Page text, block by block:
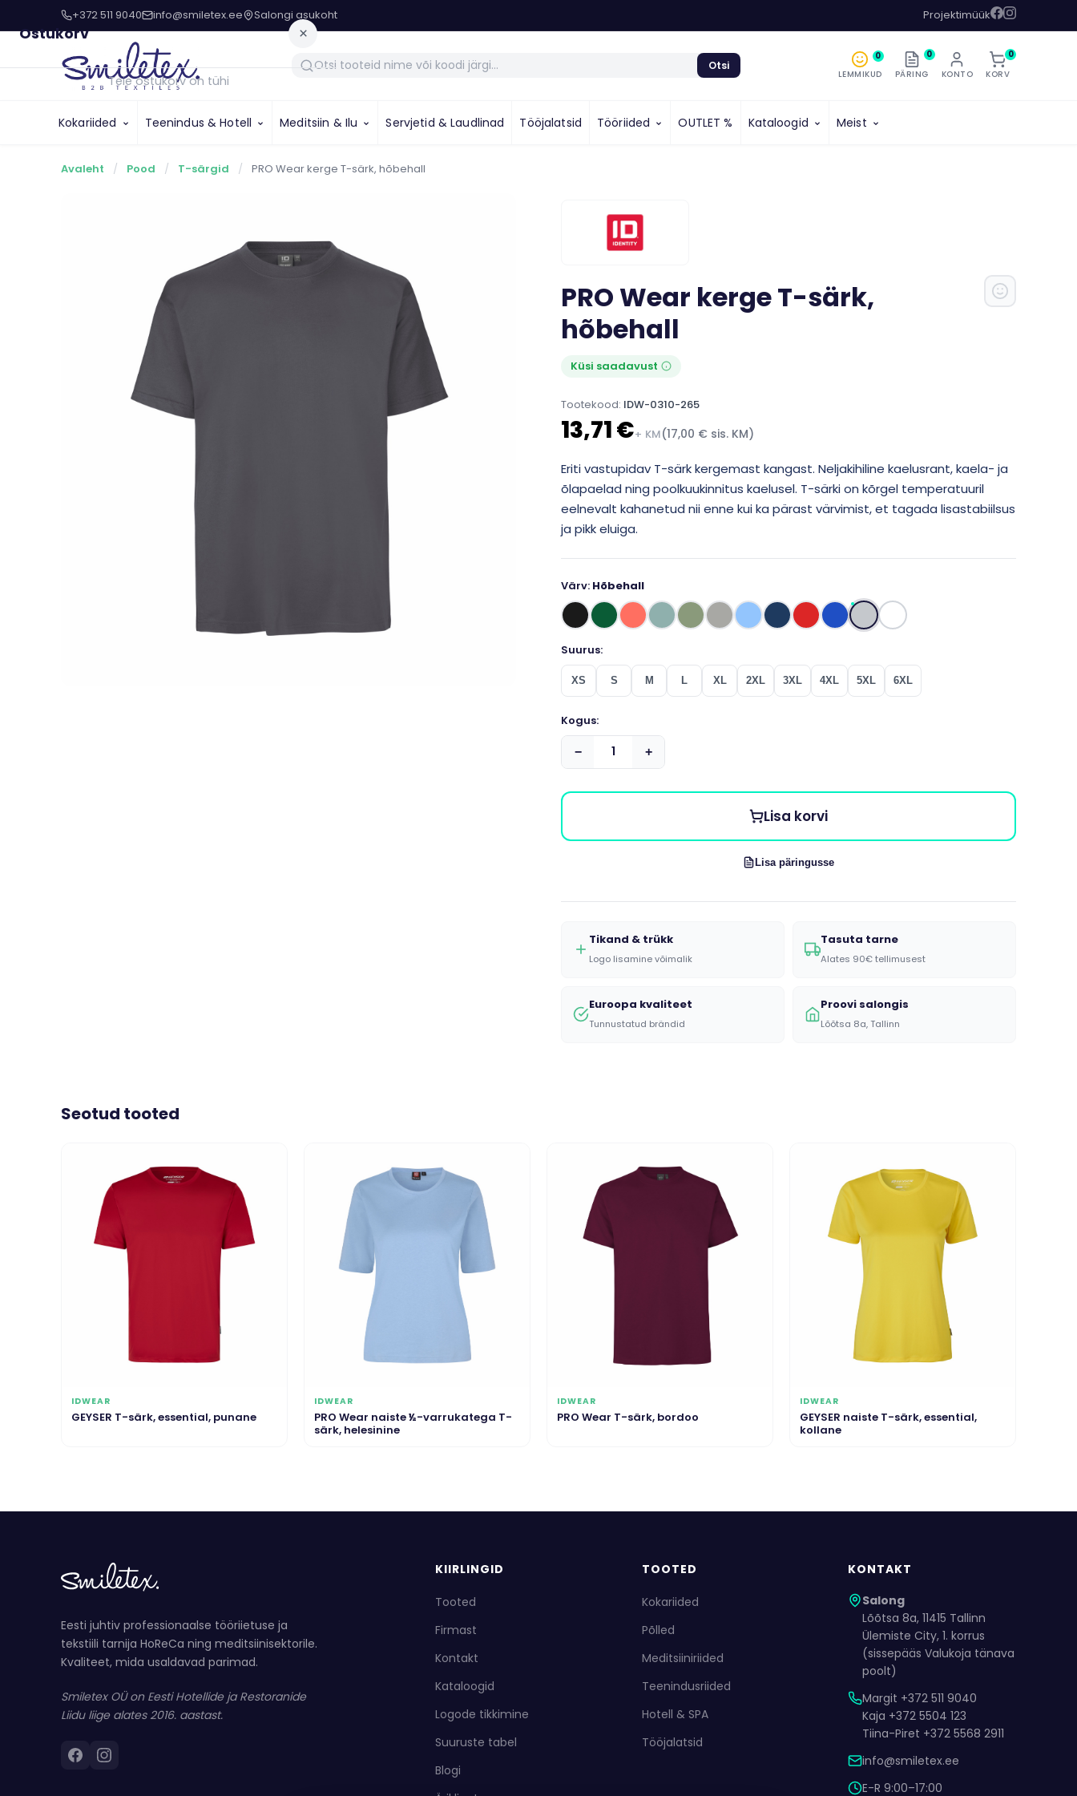
+372 511 9040 info@smiletex.ee Salongi asukoht Projektimüük
Otsi
0
LEMMIKUD
0
PÄRING
KONTO
0
KORV
Kokariided Teenindus & Hotell Meditsiin & Ilu Servjetid & Laudlinad Tööjalatsid Tööriided OUTLET % Kataloogid Meist
Avaleht / Pood / T-särgid / PRO Wear kerge T-särk, hõbehall
PRO Wear kerge T-särk,
hõbehall
Küsi saadavust
Tootekood: IDW-0310-265
13,71 €+ KM(17,00 € sis. KM)
Eriti vastupidav T-särk kergemast kangast. Neljakihiline kaelusrant, kaela- ja
õlapaelad ning poolkuukinnitus kaelusel. T-särki on kõrgel temperatuuril
eelnevalt kahanetud nii enne kui ka pärast värvimist, et tagada lisastabiilsus
ja pikk eluiga.
Värv: Hõbehall
Suurus:
XS S M L XL 2XL 3XL 4XL 5XL 6XL
Kogus:
− +
Lisa korvi
Lisa päringusse
Tikand & trükk
Logo lisamine võimalik
Tasuta tarne
Alates 90€ tellimusest
Euroopa kvaliteet
Tunnustatud brändid
Proovi salongis
Lõõtsa 8a, Tallinn
Seotud tooted
IDWEAR
GEYSER T-särk, essential, punane
IDWEAR
PRO Wear naiste ½-varrukatega T-
särk, helesinine
IDWEAR
PRO Wear T-särk, bordoo
IDWEAR
GEYSER naiste T-särk, essential,
kollane
Eesti juhtiv professionaalse tööriietuse ja
tekstiili tarnija HoReCa ning meditsiinisektorile.
Kvaliteet, mida usaldavad parimad.
Smiletex OÜ on Eesti Hotellide ja Restoranide
Liidu liige alates 2016. aastast.
KIIRLINGID
Tooted
Firmast
Kontakt
Kataloogid
Logode tikkimine
Suuruste tabel
Blogi
TOOTED
Kokariided
Põlled
Meditsiiniriided
Teenindusriided
Hotell & SPA
Tööjalatsid
KONTAKT
Salong
Lõõtsa 8a, 11415 Tallinn
Ülemiste City, 1. korrus
(sissepääs Valukoja tänava
poolt)
Margit +372 511 9040
Kaja +372 5504 123
Tiina-Piret +372 5568 2911
info@smiletex.ee
E-R 9:00–17:00
Ostukorv ×
Teie ostukorv on tühi